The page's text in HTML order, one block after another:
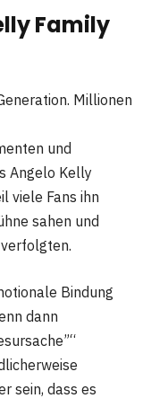
Family
Millionen
und
Angelo Kelly
viele Fans ihn
sahen und
Bindung
dann
sein, dass es